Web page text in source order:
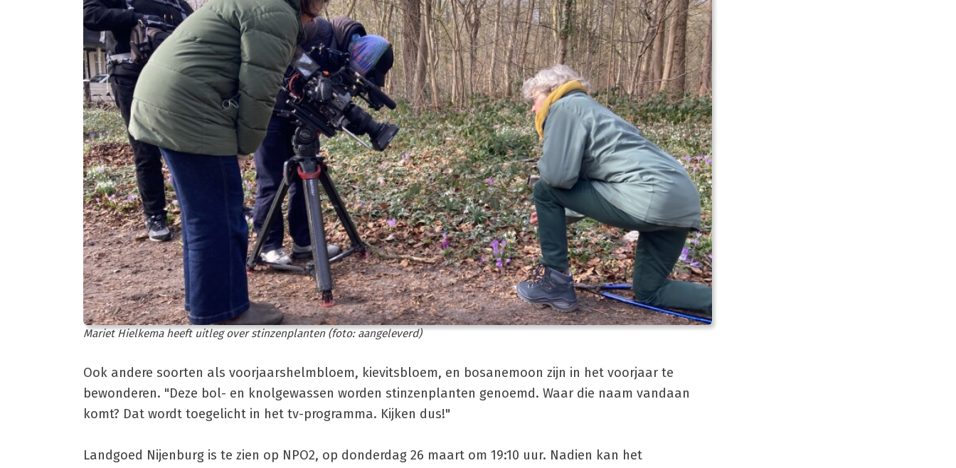
Mariet Hielkema heeft uitleg over stinzenplanten (foto: aangeleverd)
Ook andere soorten als voorjaarshelmbloem, kievitsbloem, en bosanemoon zijn in het voorjaar te
bewonderen. "Deze bol- en knolgewassen worden stinzenplanten genoemd. Waar die naam vandaan
komt? Dat wordt toegelicht in het tv-programma. Kijken dus!"
Landgoed Nijenburg is te zien op NPO2, op donderdag 26 maart om 19:10 uur. Nadien kan het